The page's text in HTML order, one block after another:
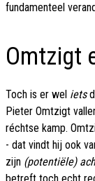
fundamenteel
Omtzigt
Toch is er wel iets
Pieter Omtzigt
réchtse kamp.
- dat vindt hij ook
zijn (potentiële)